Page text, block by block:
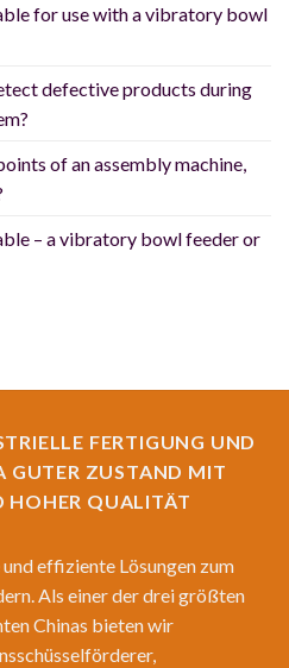
for use with a vibratory bowl
defective products during
of an assembly machine,
– a vibratory bowl feeder or
FERTIGUNG UND
GUTER ZUSTAND MIT
HOHER QUALITÄT
effiziente Lösungen zum
Als einer der drei größten
Chinas bieten wir